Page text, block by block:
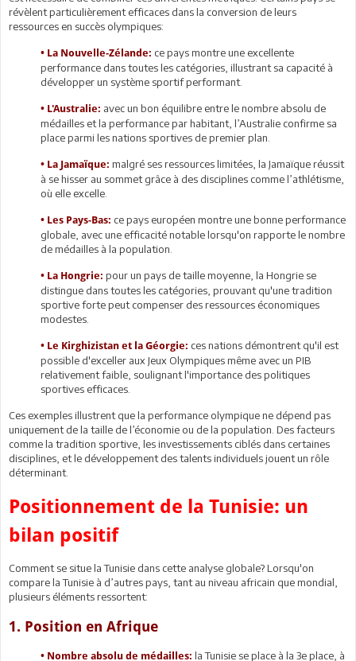
révèlent particulièrement efficaces dans la conversion de leurs
ressources en succès olympiques:
• La Nouvelle-Zélande: ce pays montre une excellente
performance dans toutes les catégories, illustrant sa capacité à
développer un système sportif performant.
• L'Australie: avec un bon équilibre entre le nombre absolu de
médailles et la performance par habitant, l’Australie confirme sa
place parmi les nations sportives de premier plan.
• La Jamaïque: malgré ses ressources limitées, la Jamaïque réussit
à se hisser au sommet grâce à des disciplines comme l’athlétisme,
où elle excelle.
• Les Pays-Bas: ce pays européen montre une bonne performance
globale, avec une efficacité notable lorsqu'on rapporte le nombre
de médailles à la population.
• La Hongrie: pour un pays de taille moyenne, la Hongrie se
distingue dans toutes les catégories, prouvant qu'une tradition
sportive forte peut compenser des ressources économiques
modestes.
• Le Kirghizistan et la Géorgie: ces nations démontrent qu'il est
possible d'exceller aux Jeux Olympiques même avec un PIB
relativement faible, soulignant l'importance des politiques
sportives efficaces.
Ces exemples illustrent que la performance olympique ne dépend pas
uniquement de la taille de l’économie ou de la population. Des facteurs
comme la tradition sportive, les investissements ciblés dans certaines
disciplines, et le développement des talents individuels jouent un rôle
déterminant.
Positionnement de la Tunisie: un
bilan positif
Comment se situe la Tunisie dans cette analyse globale? Lorsqu'on
compare la Tunisie à d’autres pays, tant au niveau africain que mondial,
plusieurs éléments ressortent:
1. Position en Afrique
• Nombre absolu de médailles: la Tunisie se place à la 3e place, à